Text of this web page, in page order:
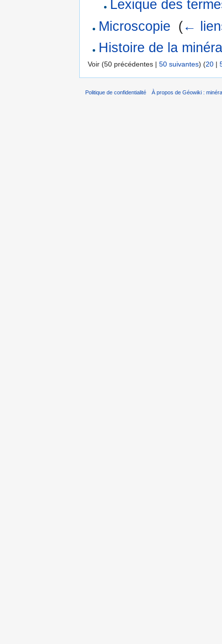
Lexique des
Microscopie (←
Histoire de la
Voir (50 précédentes | 50 suivantes) (20 |
Politique de confidentialité À propos de Géowiki :